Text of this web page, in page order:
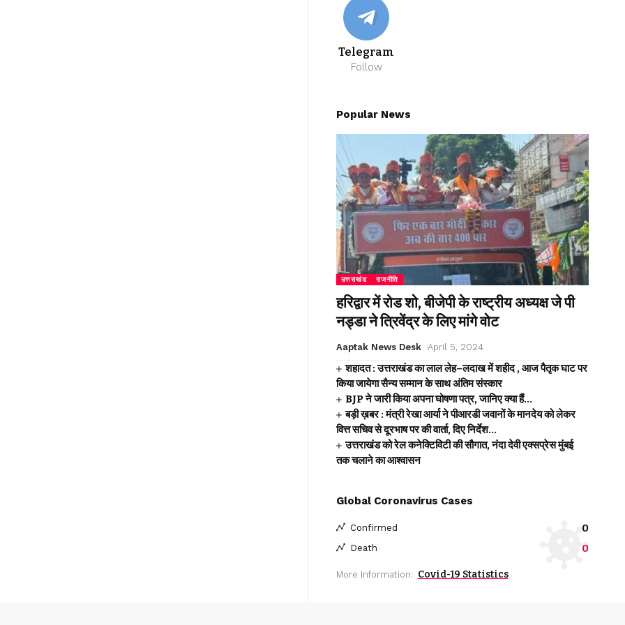
Telegram
Follow
Popular News
उत्तराखंड राजनीति
हरिद्वार में रोड शो, बीजेपी के राष्ट्रीय अध्यक्ष जे पी
नड्डा ने त्रिवेंद्र के लिए मांगे वोट
Aaptak News Desk April 5, 2024
शहादत : उत्तराखंड का लाल लेह–लदाख में शहीद , आज पैतृक घाट पर
किया जायेगा सैन्य सम्मान के साथ अंतिम संस्कार
BJP ने जारी किया अपना घोषणा पत्र, जानिए क्या हैं…
बड़ी ख़बर : मंत्री रेखा आर्या ने पीआरडी जवानों के मानदेय को लेकर
वित्त सचिव से दूरभाष पर की वार्ता, दिए निर्देश…
उत्तराखंड को रेल कनेक्टिविटी की सौगात, नंदा देवी एक्सप्रेस मुंबई
तक चलाने का आश्वासन
Global Coronavirus Cases
Confirmed 0
Death 0
More Information: Covid-19 Statistics